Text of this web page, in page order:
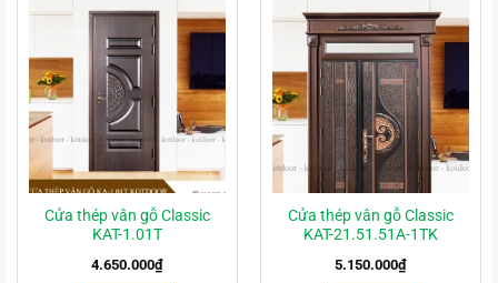
Cửa thép vân gỗ Classic
KAT-1.01T
4.650.000₫
Cửa thép vân gỗ Classic
KAT-21.51.51A-1TK
5.150.000₫